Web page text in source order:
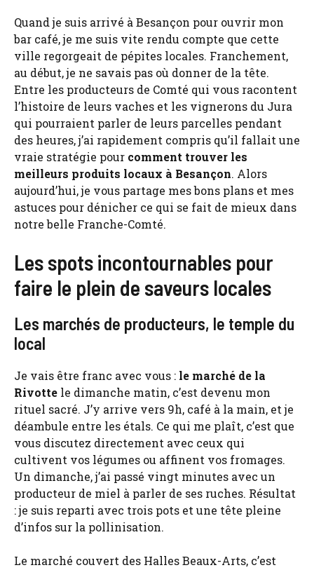
Quand je suis arrivé à Besançon pour ouvrir mon
bar café, je me suis vite rendu compte que cette
ville regorgeait de pépites locales. Franchement,
au début, je ne savais pas où donner de la tête.
Entre les producteurs de Comté qui vous racontent
l’histoire de leurs vaches et les vignerons du Jura
qui pourraient parler de leurs parcelles pendant
des heures, j’ai rapidement compris qu’il fallait une
vraie stratégie pour comment trouver les
meilleurs produits locaux à Besançon. Alors
aujourd’hui, je vous partage mes bons plans et mes
astuces pour dénicher ce qui se fait de mieux dans
notre belle Franche-Comté.
Les spots incontournables pour
faire le plein de saveurs locales
Les marchés de producteurs, le temple du
local
Je vais être franc avec vous : le marché de la
Rivotte le dimanche matin, c’est devenu mon
rituel sacré. J’y arrive vers 9h, café à la main, et je
déambule entre les étals. Ce qui me plaît, c’est que
vous discutez directement avec ceux qui
cultivent vos légumes ou affinent vos fromages.
Un dimanche, j’ai passé vingt minutes avec un
producteur de miel à parler de ses ruches. Résultat
: je suis reparti avec trois pots et une tête pleine
d’infos sur la pollinisation.
Le marché couvert des Halles Beaux-Arts, c’est